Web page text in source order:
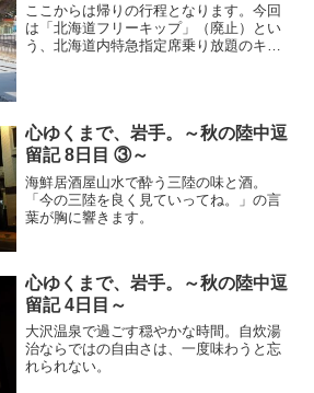
ここからは帰りの行程となります。今回
は「北海道フリーキップ」（廃止）とい
う、北海道内特急指定席乗り放題のキッ
心ゆくまで、岩手。～秋の陸中逗
留記 8日目 ③～
海鮮居酒屋山水で酔う三陸の味と酒。
「今の三陸を良く見ていってね。」の言
葉が胸に響きます。
心ゆくまで、岩手。～秋の陸中逗
留記 4日目～
大沢温泉で過ごす穏やかな時間。自炊湯
治ならではの自由さは、一度味わうと忘
れられない。